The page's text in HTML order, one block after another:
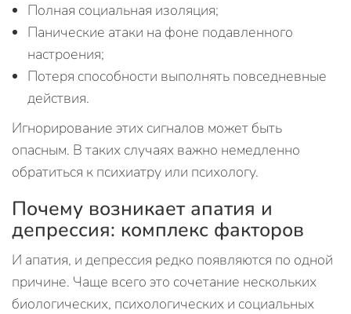
Полная социальная изоляция;
Панические атаки на фоне подавленного
настроения;
Потеря способности выполнять повседневные
действия.
Игнорирование этих сигналов может быть
опасным. В таких случаях важно немедленно
обратиться к психиатру или психологу.
Почему возникает апатия и
депрессия: комплекс факторов
И апатия, и депрессия редко появляются по одной
причине. Чаще всего это сочетание нескольких
биологических, психологических и социальных